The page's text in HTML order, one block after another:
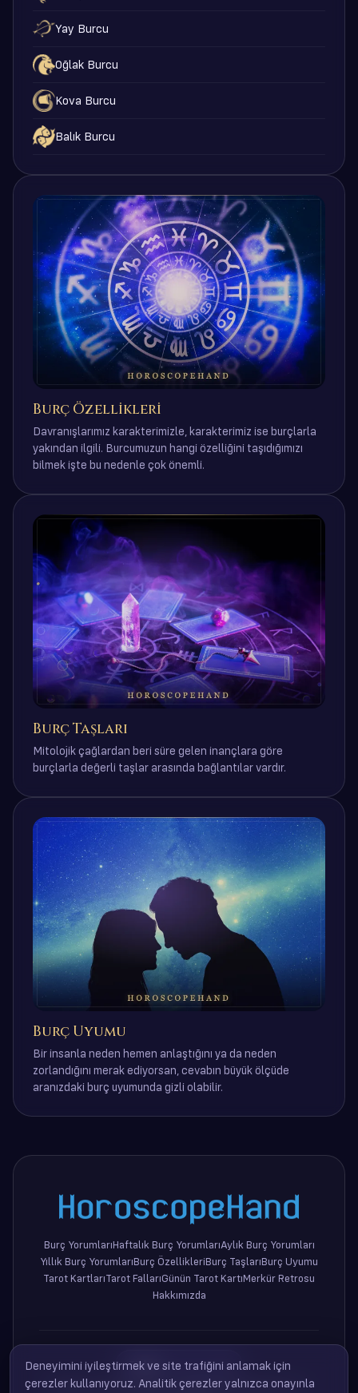
Yay Burcu
Oğlak Burcu
Kova Burcu
Balık Burcu
Burç Özellikleri
Davranışlarımız karakterimizle, karakterimiz ise burçlarla
yakından ilgili. Burcumuzun hangi özelliğini taşıdığımızı
bilmek işte bu nedenle çok önemli.
Burç Taşları
Mitolojik çağlardan beri süre gelen inançlara göre
burçlarla değerli taşlar arasında bağlantılar vardır.
Burç Uyumu
Bir insanla neden hemen anlaştığını ya da neden
zorlandığını merak ediyorsan, cevabın büyük ölçüde
aranızdaki burç uyumunda gizli olabilir.
Burç Yorumları Haftalık Burç YorumlarıAylık Burç Yorumları
Yıllık Burç Yorumları Burç Özellikleri Burç Taşları Burç Uyumu
Tarot Kartları Tarot FallarıGünün Tarot Kartı Merkür Retrosu
Hakkımızda
Türkçe
© 2026 HoroscopeHand ·hello[@]horoscopehand.com ·
Deneyimini iyileştirmek ve site trafiğini anlamak için
çerezler kullanıyoruz. Analitik çerezler yalnızca onayınla